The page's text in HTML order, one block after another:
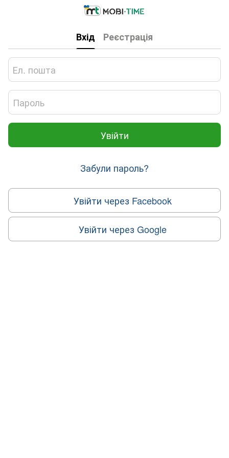
Вхід Реєстрація
Увійти
Забули пароль?
Увійти через Facebook
Увійти через Google